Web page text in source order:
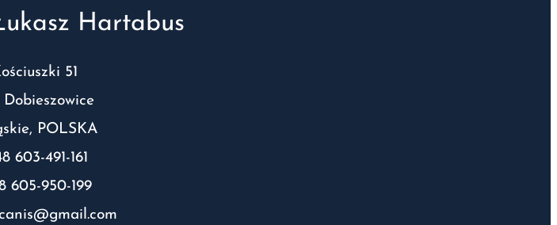
Hartabus
51
Dobieszowice
POLSKA
603-491-161
605-950-199